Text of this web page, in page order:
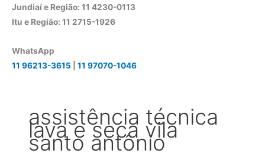
Jundiaí e Região: 11 4230-0113
Itu e Região: 11 2715-1926
WhatsApp
11 96213-3615
11 97070-1046
assistência técnica
lava e seca vila
santo antônio